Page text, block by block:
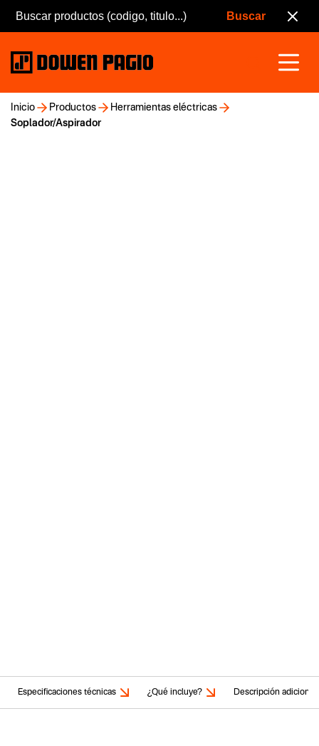
Inicio Productos
Herramientas eléctricas
Soplador/Aspirador
Especificaciones técnicas ¿Qué incluye? Descripción adicional